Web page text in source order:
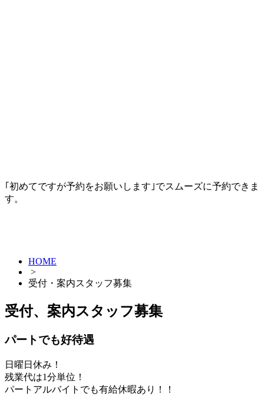
｢初めてですが予約をお願いします｣でスムーズに予約できま
す。
HOME
>
受付・案内スタッフ募集
受付、案内スタッフ募集
パートでも好待遇
日曜日休み！
残業代は1分単位！
パートアルバイトでも有給休暇あり！！